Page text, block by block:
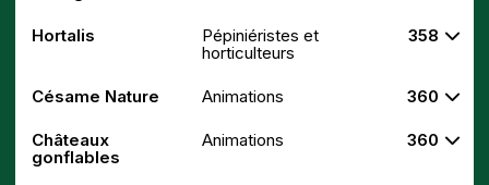
Hortalis
Pépiniéristes et
horticulteurs
358
Césame Nature Animations 360
Châteaux
gonflables
Animations 360